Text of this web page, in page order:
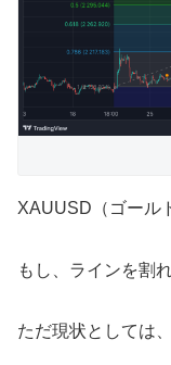
XAUUSD（ゴール
もし、ラインを割
ただ現状としては